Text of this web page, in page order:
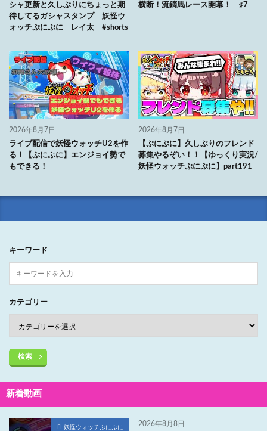
シャ更新と久しぶりにちょっと期
待してるガシャスタンプ 妖怪ウ
ォッチぷにぷに レイ太 #shorts
横断！流鏑馬レース開幕！ ♯7
2026年8月7日
ライブ配信で妖怪ウォッチU2を作
る！【ぷにぷに】エンジョイ勢で
もできる！
2026年8月7日
【ぷにぷに】久しぶりのフレンド
募集やるぞい！！【ゆっくり実況/
妖怪ウォッチぷにぷに】part191
キーワード
カテゴリー
検索
新着動画
妖怪ウォッチぷにぷに 2026年8月8日